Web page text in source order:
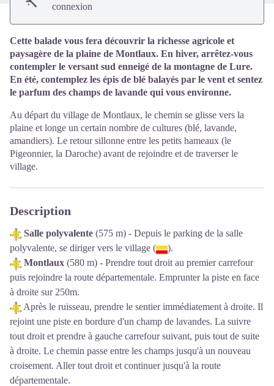
connexion
Cette balade vous fera découvrir la richesse agricole et
paysagère de la plaine de Montlaux. En hiver, arrêtez-vous
contempler le versant sud enneigé de la montagne de Lure.
En été, contemplez les épis de blé balayés par le vent et sentez
le parfum des champs de lavande qui vous environne.
Au départ du village de Montlaux, le chemin se glisse vers la
plaine et longe un certain nombre de cultures (blé, lavande,
amandiers). Le retour sillonne entre les petits hameaux (le
Pigeonnier, la Daroche) avant de rejoindre et de traverser le
village.
Description
Salle polyvalente (575 m) - Depuis le parking de la salle
polyvalente, se diriger vers le village (
).
Montlaux (580 m) - Prendre tout droit au premier carrefour
puis rejoindre la route départementale. Emprunter la piste en face
à droite sur 250m.
Après le ruisseau, prendre le sentier immédiatement à droite. Il
rejoint une piste en bordure d'un champ de lavandes. La suivre
tout droit et prendre à gauche carrefour suivant, puis tout de suite
à droite. Le chemin passe entre les champs jusqu'à un nouveau
croisement. Aller tout droit et continuer jusqu'à la route
départementale.